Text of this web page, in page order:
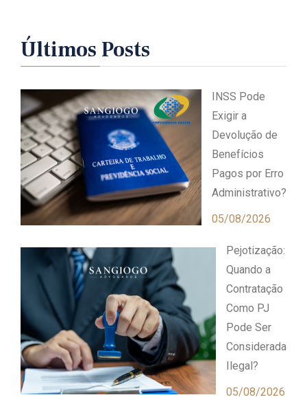
Últimos Posts
INSS Pode
Exigir a
Devolução de
Benefícios
Pagos por Erro
Administrativo?
05/08/2026
Pejotização:
Quando a
Contratação
Como PJ
Pode Ser
Considerada
Ilegal?
05/08/2026